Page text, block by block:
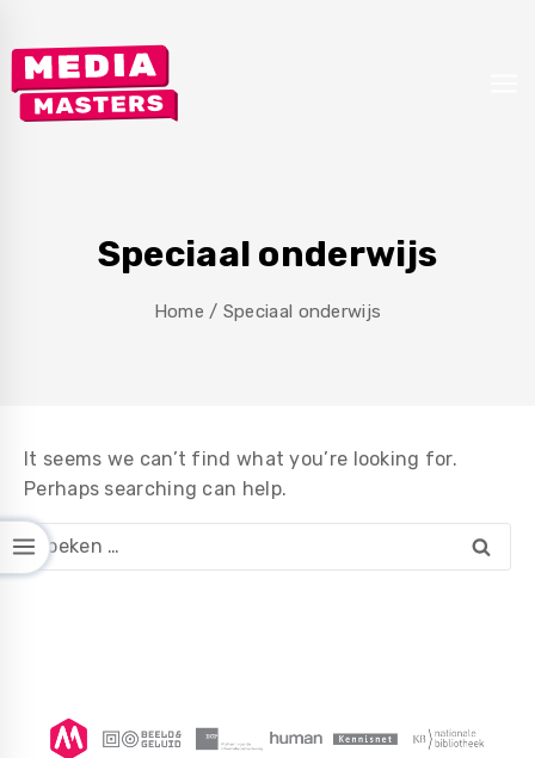
to
content
Speciaal onderwijs
Home / Speciaal onderwijs
It seems we can’t find what you’re looking for.
Perhaps searching can help.
Zoeken
naar: